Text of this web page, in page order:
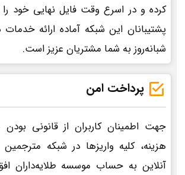
کرده و در اسرع وقت فایل نهایی خود را
پشتیبانان این شبکه آماده ارائه
شبانه‌روز به شما مشتریان عزیز است.
پرداخت امن
جهت اطمینان کاربران از قانونی
هزینه، کلیه واریزها در شبکه
آنلاین به حساب موسسه طلایه‌داران